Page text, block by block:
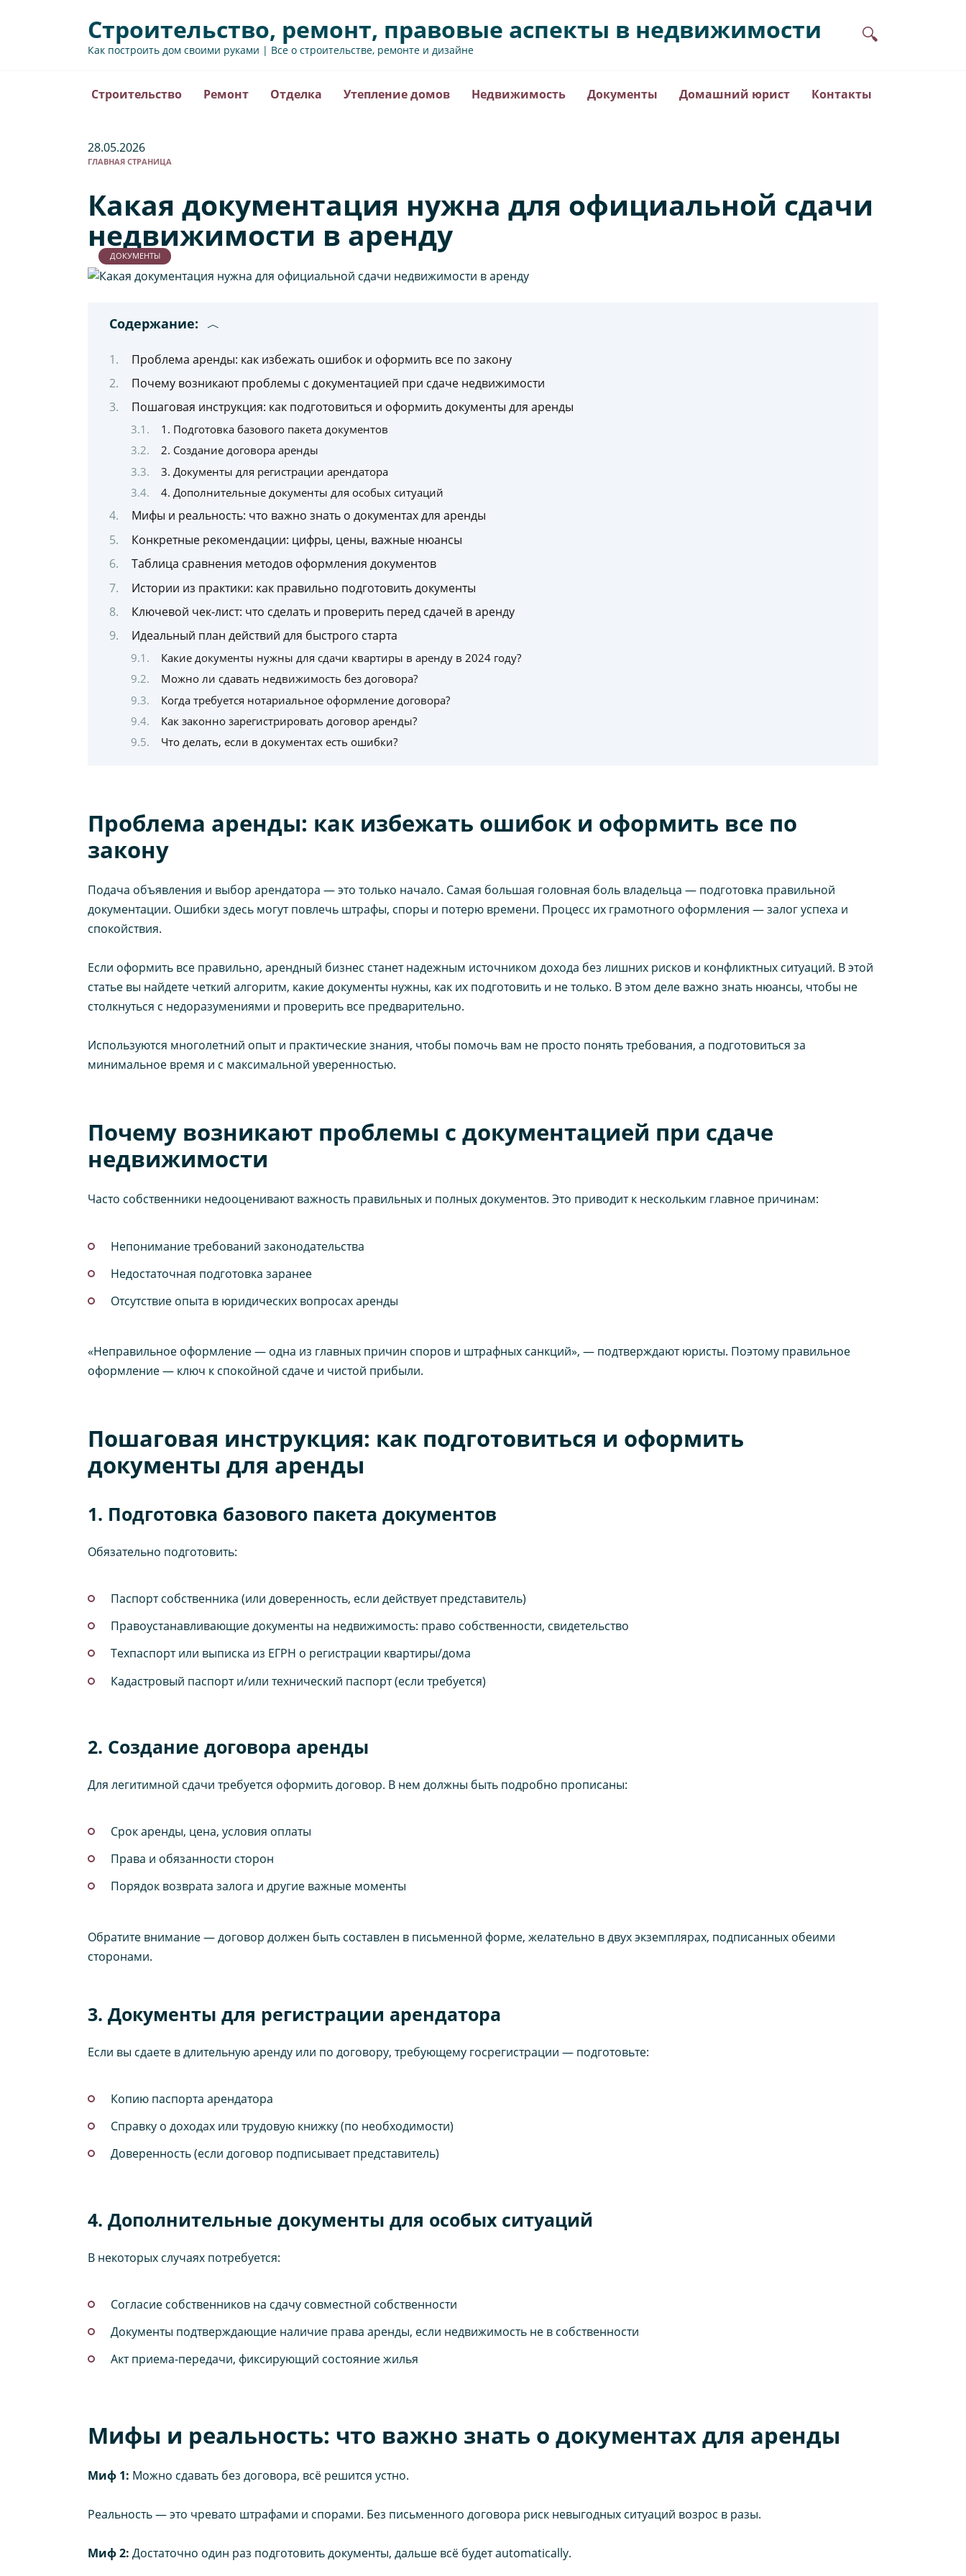
Строительство, ремонт, правовые аспекты в недвижимости
Как построить дом своими руками | Все о строительстве, ремонте и дизайне
Строительство Ремонт Отделка Утепление домов Недвижимость Документы Домашний юрист Контакты
28.05.2026
ГЛАВНАЯ СТРАНИЦА
Какая документация нужна для официальной сдачи
недвижимости в аренду
ДОКУМЕНТЫ
Содержание:
Проблема аренды: как избежать ошибок и оформить все по закону
Почему возникают проблемы с документацией при сдаче недвижимости
Пошаговая инструкция: как подготовиться и оформить документы для аренды
1. Подготовка базового пакета документов
2. Создание договора аренды
3. Документы для регистрации арендатора
4. Дополнительные документы для особых ситуаций
Мифы и реальность: что важно знать о документах для аренды
Конкретные рекомендации: цифры, цены, важные нюансы
Таблица сравнения методов оформления документов
Истории из практики: как правильно подготовить документы
Ключевой чек-лист: что сделать и проверить перед сдачей в аренду
Идеальный план действий для быстрого старта
Какие документы нужны для сдачи квартиры в аренду в 2024 году?
Можно ли сдавать недвижимость без договора?
Когда требуется нотариальное оформление договора?
Как законно зарегистрировать договор аренды?
Что делать, если в документах есть ошибки?
Проблема аренды: как избежать ошибок и оформить все по
закону
Подача объявления и выбор арендатора — это только начало. Самая большая головная боль владельца — подготовка правильной
документации. Ошибки здесь могут повлечь штрафы, споры и потерю времени. Процесс их грамотного оформления — залог успеха и
спокойствия.
Если оформить все правильно, арендный бизнес станет надежным источником дохода без лишних рисков и конфликтных ситуаций. В этой
статье вы найдете четкий алгоритм, какие документы нужны, как их подготовить и не только. В этом деле важно знать нюансы, чтобы не
столкнуться с недоразумениями и проверить все предварительно.
Используются многолетний опыт и практические знания, чтобы помочь вам не просто понять требования, а подготовиться за
минимальное время и с максимальной уверенностью.
Почему возникают проблемы с документацией при сдаче
недвижимости
Часто собственники недооценивают важность правильных и полных документов. Это приводит к нескольким главное причинам:
Непонимание требований законодательства
Недостаточная подготовка заранее
Отсутствие опыта в юридических вопросах аренды
«Неправильное оформление — одна из главных причин споров и штрафных санкций», — подтверждают юристы. Поэтому правильное
оформление — ключ к спокойной сдаче и чистой прибыли.
Пошаговая инструкция: как подготовиться и оформить
документы для аренды
1. Подготовка базового пакета документов
Обязательно подготовить:
Паспорт собственника (или доверенность, если действует представитель)
Правоустанавливающие документы на недвижимость: право собственности, свидетельство
Техпаспорт или выписка из ЕГРН о регистрации квартиры/дома
Кадастровый паспорт и/или технический паспорт (если требуется)
2. Создание договора аренды
Для легитимной сдачи требуется оформить договор. В нем должны быть подробно прописаны:
Срок аренды, цена, условия оплаты
Права и обязанности сторон
Порядок возврата залога и другие важные моменты
Обратите внимание — договор должен быть составлен в письменной форме, желательно в двух экземплярах, подписанных обеими
сторонами.
3. Документы для регистрации арендатора
Если вы сдаете в длительную аренду или по договору, требующему госрегистрации — подготовьте:
Копию паспорта арендатора
Справку о доходах или трудовую книжку (по необходимости)
Доверенность (если договор подписывает представитель)
4. Дополнительные документы для особых ситуаций
В некоторых случаях потребуется:
Согласие собственников на сдачу совместной собственности
Документы подтверждающие наличие права аренды, если недвижимость не в собственности
Акт приема-передачи, фиксирующий состояние жилья
Мифы и реальность: что важно знать о документах для аренды
Миф 1: Можно сдавать без договора, всё решится устно.
Реальность — это чревато штрафами и спорами. Без письменного договора риск невыгодных ситуаций возрос в разы.
Миф 2: Достаточно один раз подготовить документы, дальше всё будет automatically.